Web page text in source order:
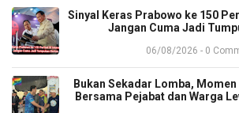
Sinyal Keras Prabowo ke 150
Jangan Cuma Jadi
06/08/2026 - 0
Bukan Sekadar Lomba,
Bersama Pejabat dan Warga